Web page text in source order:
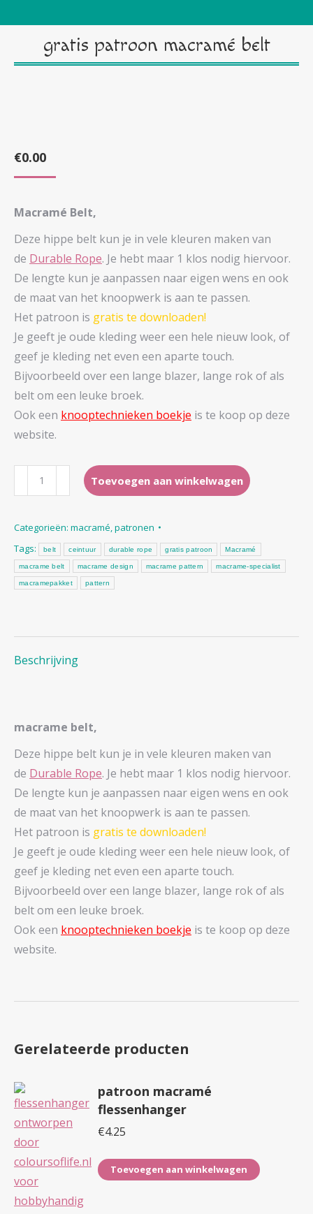
gratis patroon macramé belt
€0.00
Macramé Belt,
Deze hippe belt kun je in vele kleuren maken van
de Durable Rope. Je hebt maar 1 klos nodig hiervoor.
De lengte kun je aanpassen naar eigen wens en ook
de maat van het knoopwerk is aan te passen.
Het patroon is gratis te downloaden!
Je geeft je oude kleding weer een hele nieuw look, of
geef je kleding net even een aparte touch.
Bijvoorbeeld over een lange blazer, lange rok of als
belt om een leuke broek.
Ook een knooptechnieken boekje is te koop op deze
website.
gratis
patroon
belt
aantal
Toevoegen aan winkelwagen
Categorieën: macramé,patronen
Tags:
belt ceintuur durable rope gratis patroon Macramé
macrame belt macrame design macrame pattern macrame-specialist
macramepakket pattern
Beschrijving
macrame belt,
Deze hippe belt kun je in vele kleuren maken van
de Durable Rope. Je hebt maar 1 klos nodig hiervoor.
De lengte kun je aanpassen naar eigen wens en ook
de maat van het knoopwerk is aan te passen.
Het patroon is gratis te downloaden!
Je geeft je oude kleding weer een hele nieuw look, of
geef je kleding net even een aparte touch.
Bijvoorbeeld over een lange blazer, lange rok of als
belt om een leuke broek.
Ook een knooptechnieken boekje is te koop op deze
website.
Gerelateerde producten
patroon macramé
flessenhanger
€4.25
Toevoegen aan winkelwagen